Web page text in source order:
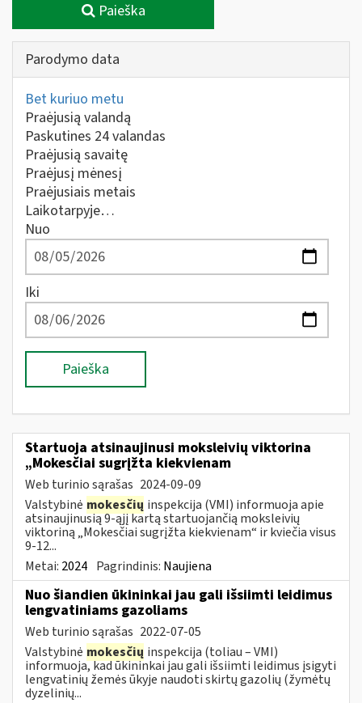
Paieška
Parodymo data
Bet kuriuo metu
Praėjusią valandą
Paskutines 24 valandas
Praėjusią savaitę
Praėjusį mėnesį
Praėjusiais metais
Laikotarpyje…
Nuo
Iki
Paieška
Startuoja atsinaujinusi moksleivių viktorina
„Mokesčiai sugrįžta kiekvienam
Web turinio sąrašas 2024-09-09
Valstybinė mokesčių inspekcija (VMI) informuoja apie
atsinaujinusią 9-ąjį kartą startuojančią moksleivių
viktoriną „Mokesčiai sugrįžta kiekvienam“ ir kviečia visus
9-12...
Metai: 2024 Pagrindinis: Naujiena
Nuo šiandien ūkininkai jau gali išsiimti leidimus
lengvatiniams gazoliams
Web turinio sąrašas 2022-07-05
Valstybinė mokesčių inspekcija (toliau – VMI)
informuoja, kad ūkininkai jau gali išsiimti leidimus įsigyti
lengvatinių žemės ūkyje naudoti skirtų gazolių (žymėtų
dyzelinių...